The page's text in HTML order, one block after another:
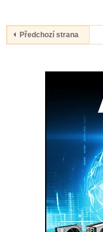
Předchozí strana